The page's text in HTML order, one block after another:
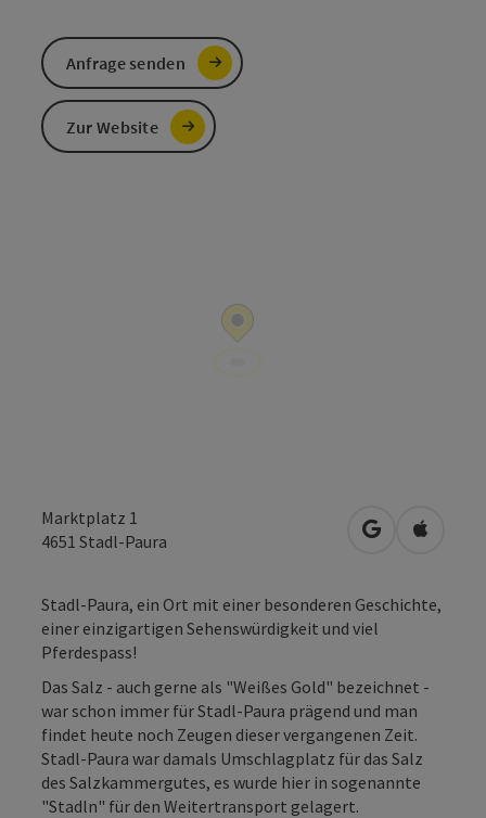
Marktplatz 1
4651 Stadl-Paura in Google
in
Stadl-Paura, ein Ort mit einer besonderen Geschichte,
einer einzigartigen Sehenswürdigkeit und viel
Pferdespass!
Das Salz - auch gerne als "Weißes Gold" bezeichnet -
war schon immer für Stadl-Paura prägend und man
findet heute noch Zeugen dieser vergangenen Zeit.
Stadl-Paura war damals Umschlagplatz für das Salz
des Salzkammergutes, es wurde hier in sogenannte
"Stadln" für den Weitertransport gelagert.
Anfrage senden
Zur Website